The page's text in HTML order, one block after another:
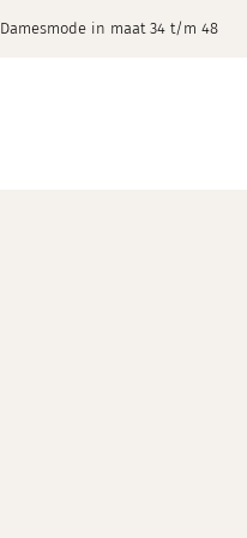
Damesmode in maat 34 t/m 48